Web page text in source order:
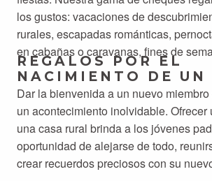
los gustos: vacaciones de
rurales, escapadas románticas,
en cabañas o caravanas, fines de
REGALOS POR EL
NACIMIENTO DE UN
Dar la bienvenida a un nuevo
un acontecimiento inolvidable. Ofrecer
una casa rural brinda a los jóvenes
oportunidad de alejarse de todo,
crear recuerdos preciosos con su